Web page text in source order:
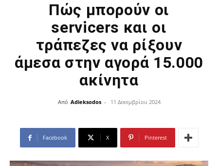
Πώς μπορούν οι
servicers και οι
τράπεζες να ρίξουν
άμεσα στην αγορά 15.000
ακίνητα
Από Adieksodos - 11 Δεκεμβρίου 2024
Facebook X Pinterest